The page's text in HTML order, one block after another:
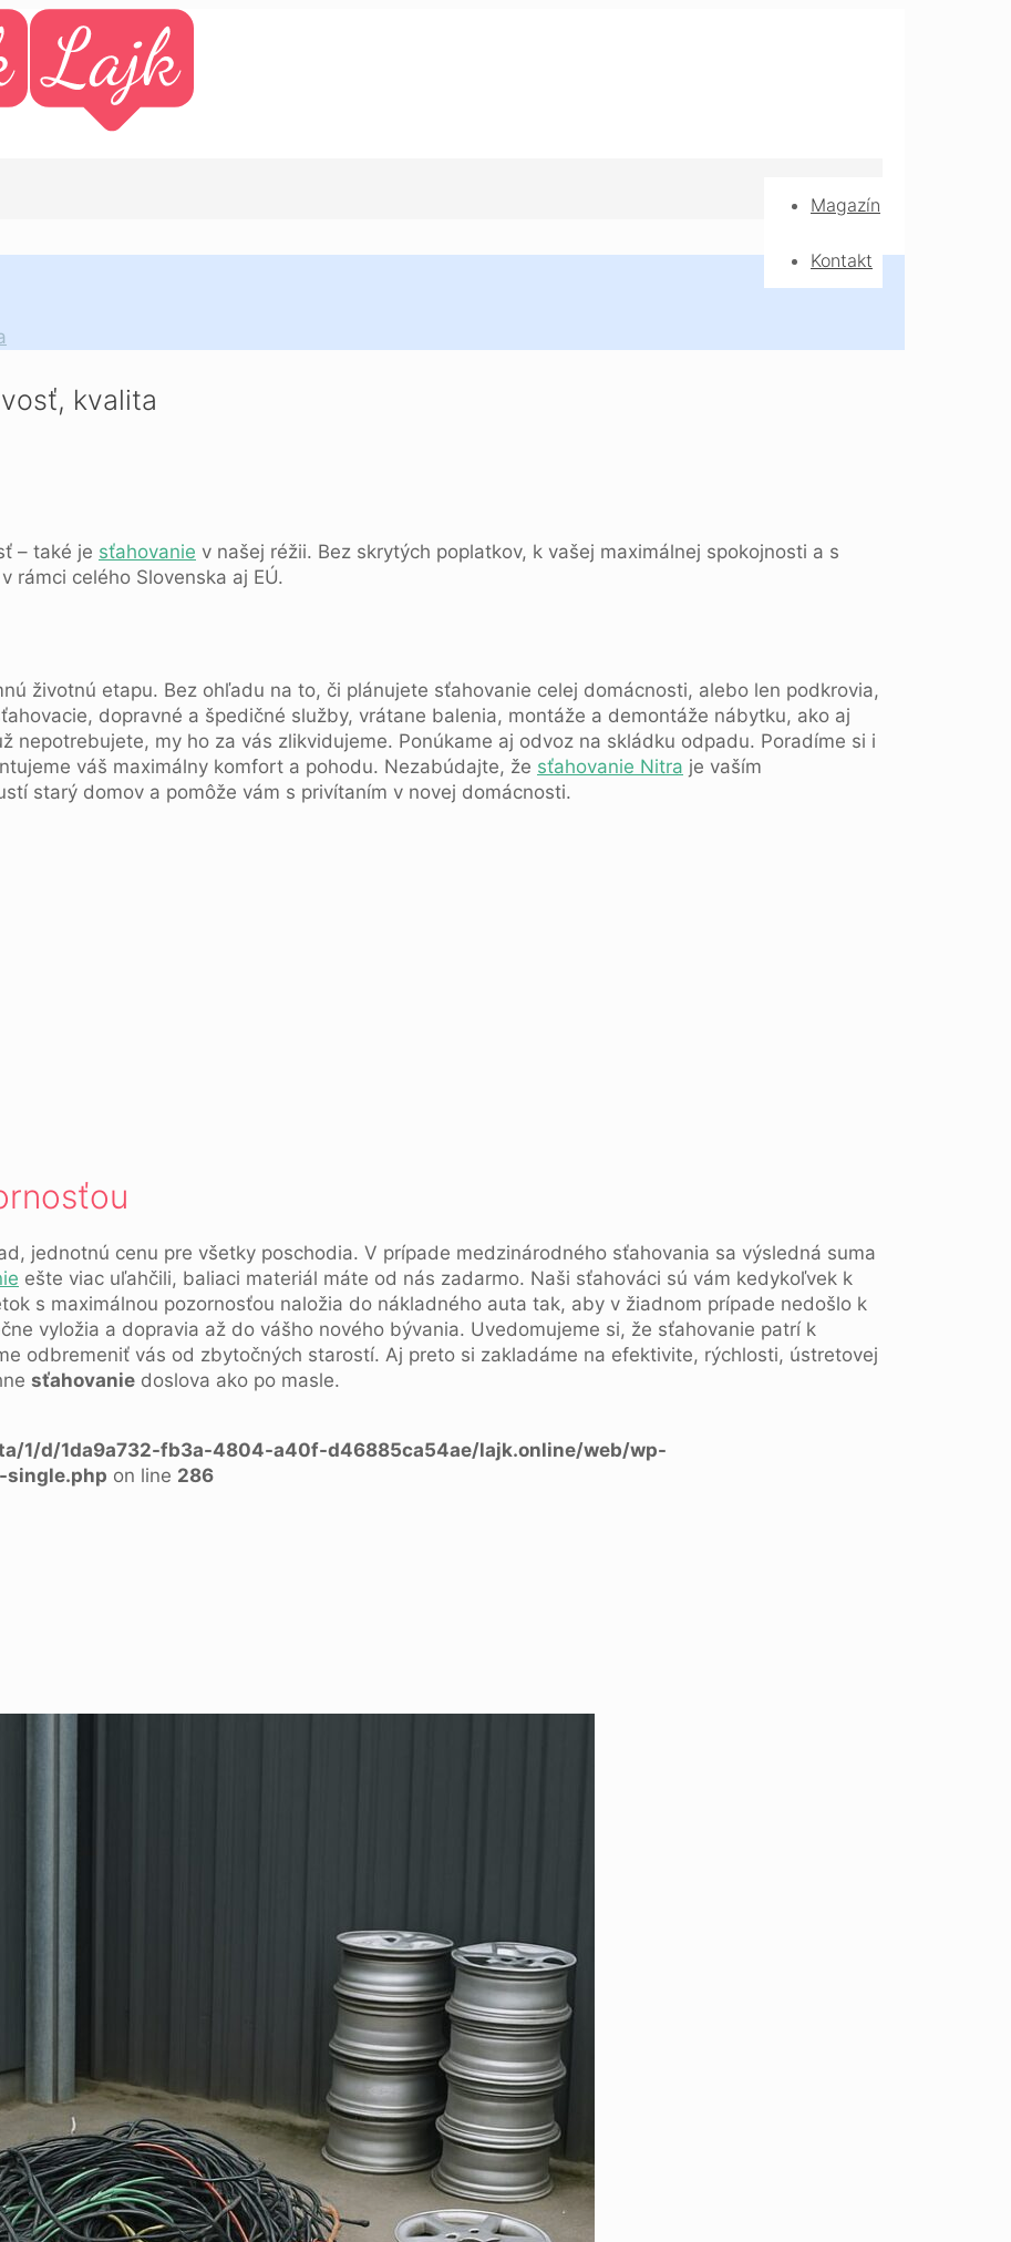
Magazín
Kontakt
kvalita
– také je sťahovanie v našej réžii. Bez skrytých poplatkov, k vašej maximálnej spokojnosti a s
rámci celého Slovenska aj EÚ.
životnú etapu. Bez ohľadu na to, či plánujete sťahovanie celej domácnosti, alebo len podkrovia,
dopravné a špedičné služby, vrátane balenia, montáže a demontáže nábytku, ako aj
nepotrebujete, my ho za vás zlikvidujeme. Ponúkame aj odvoz na skládku odpadu. Poradíme si i
váš maximálny komfort a pohodu. Nezabúdajte, že sťahovanie Nitra je vaším
starý domov a pomôže vám s privítaním v novej domácnosti.
jednotnú cenu pre všetky poschodia. V prípade medzinárodného sťahovania sa výsledná suma
ešte viac uľahčili, baliaci materiál máte od nás zadarmo. Naši sťahováci sú vám kedykoľvek k
s maximálnou pozornosťou naložia do nákladného auta tak, aby v žiadnom prípade nedošlo k
vyložia a dopravia až do vášho nového bývania. Uvedomujeme si, že sťahovanie patrí k
odbremeniť vás od zbytočných starostí. Aj preto si zakladáme na efektivite, rýchlosti, ústretovej
sťahovanie doslova ako po masle.
1/d/1da9a732-fb3a-4804-a40f-d46885ca54ae/lajk.online/web/wp-
on line 286